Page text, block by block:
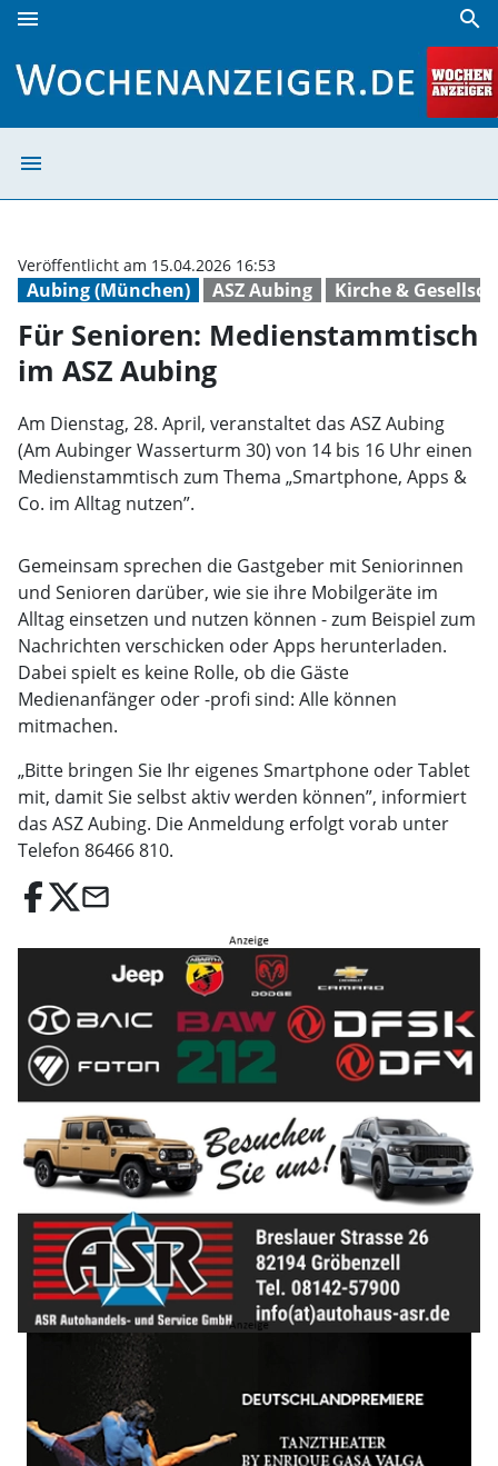
menu search
menu
Aubing (München) ASZ Aubing Kirche &
Veröffentlicht am 15.04.2026 16:53
Für Senioren: Medienstammtisch
im ASZ Aubing
Am Dienstag, 28. April, veranstaltet das ASZ Aubing
(Am Aubinger Wasserturm 30) von 14 bis 16 Uhr einen
Medienstammtisch zum Thema „Smartphone, Apps &
Co. im Alltag nutzen”.
Gemeinsam sprechen die Gastgeber mit Seniorinnen
und Senioren darüber, wie sie ihre Mobilgeräte im
Alltag einsetzen und nutzen können - zum Beispiel zum
Nachrichten verschicken oder Apps herunterladen.
Dabei spielt es keine Rolle, ob die Gäste
Medienanfänger oder -profi sind: Alle können
mitmachen.
„Bitte bringen Sie Ihr eigenes Smartphone oder Tablet
mit, damit Sie selbst aktiv werden können”, informiert
das ASZ Aubing. Die Anmeldung erfolgt vorab unter
Telefon 86466 810.
email